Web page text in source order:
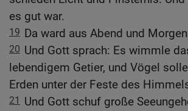
es gut war.
19 Da ward aus Abend und
20 Und Gott sprach: Es wimmle
lebendigem Getier, und Vögel
Erden unter der Feste des
21
Und Gott schuf große